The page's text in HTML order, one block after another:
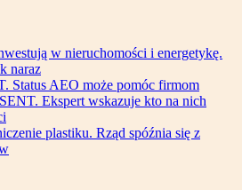
w nieruchomości i energetykę.
naraz
Status AEO może pomóc firmom
Ekspert wskazuje kto na nich
plastiku. Rząd spóźnia się z